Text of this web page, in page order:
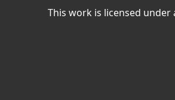
This work is licensed under